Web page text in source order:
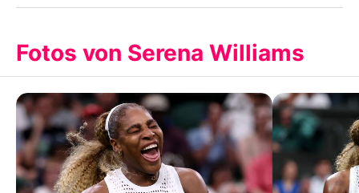
Fotos von Serena Williams